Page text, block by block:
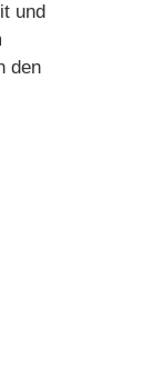
und
den